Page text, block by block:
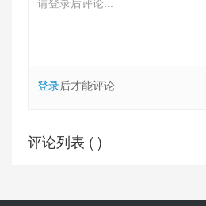
登录后才能评论
评论列表 ( )